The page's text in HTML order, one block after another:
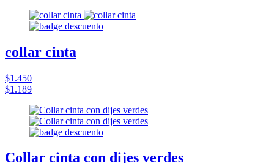
collar cinta
$1.450
$1.189
Collar cinta con dijes verdes